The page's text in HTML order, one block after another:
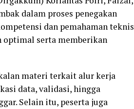
dalam proses penegakan
dan pemahaman teknis
optimal serta memberikan
materi terkait alur kerja
data, validasi, hingga
Selain itu, peserta juga